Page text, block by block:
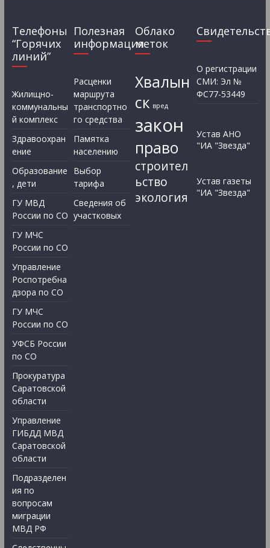
Телефоны
“Горячих
линий”
Жилищно-
коммунальны
й комплекс
Здравоохран
ение
Образование
, дети
ГУ МВД
России по СО
ГУ МЧС
России по СО
Управление
Роспотребна
дзора по СО
ГУ МЧС
России по СО
УФСБ России
по СО
Прокуратура
Саратовской
области
Управление
ГИБДД МВД
Саратовской
области
Подразделен
ия по
вопросам
миграции
МВД РФ
Полезная
информация
Расценки
маршрута
транспортно
го средства
Памятка
населению
Выбор
тарифа
Сведения об
участковых
Облако
меток
Хвалын
ск вред
закон
право
строител
ьство
экология
О регистрации
СМИ: Эл №
ФС77-53449
Устав АНО
"ИА "Звезда"
Устав газеты
"ИА "Звезда"